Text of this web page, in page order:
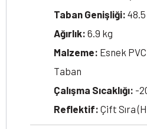
Taban Genişliği:
Ağırlık: 6.9 kg
Malzeme: Esnek PVC
Taban
Çalışma Sıcaklığı: -
Reflektif: Çift Sıra